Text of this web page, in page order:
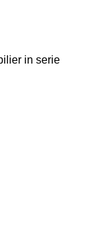
in serie